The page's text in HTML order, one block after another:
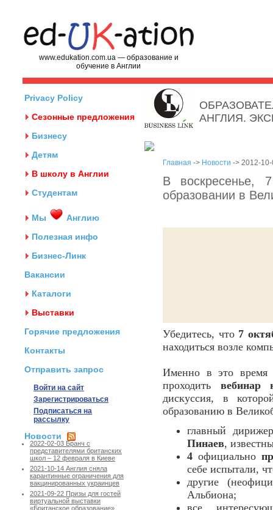
www.edukation.com.ua — образование и
обучение в Англии
Privacy Policy
Сезонные предложения
Бизнесу
Детям
В школу в Англии
Студентам
Мы
Англию
Полезная инфо
Бизнес-Линк
Вакансии
Каталоги
Выставки
Горячие предложения
Контакты
Отправить запрос
Войти на сайт
Зарегистрироваться
Подписаться на
рассылку
Новости
2022-02-03 Бранч с
представителями британских
школ – 12 февраля в Киеве
2021-10-14 Англия сняла
карантинные ограничения для
вакцинированных украинцев
2021-09-22 Призы для гостей
виртуальной выставки
«Британское образование»
АНГЛИЯ.
Главная -> Новости -> 2012-
В воскресенье,
образовании в
Убедитесь, что 7
находиться возле
Именно в это время
проходить вебинар
дискуссия, в
образованию в
главный
Пинаев,
4 официально
себе испытали,
другие
Альбиона;
все